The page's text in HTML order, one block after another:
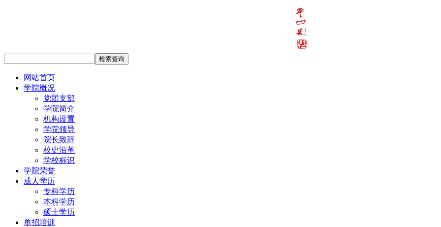
网站首页
学院概况
党团支部
学院简介
机构设置
学院领导
院长致辞
校史沿革
学校标识
学院荣誉
成人学历
专科学历
本科学历
硕士学历
单招培训